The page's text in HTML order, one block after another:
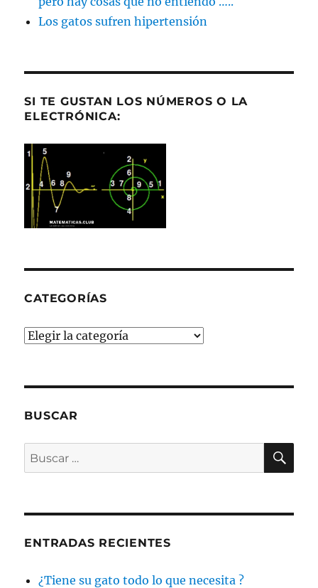
Los gatos sufren hipertensión
SI TE GUSTAN LOS NÚMEROS O LA
ELECTRÓNICA:
CATEGORÍAS
Categorías
BUSCAR
Buscar
por:
ENTRADAS RECIENTES
¿Tiene su gato todo lo que necesita ?